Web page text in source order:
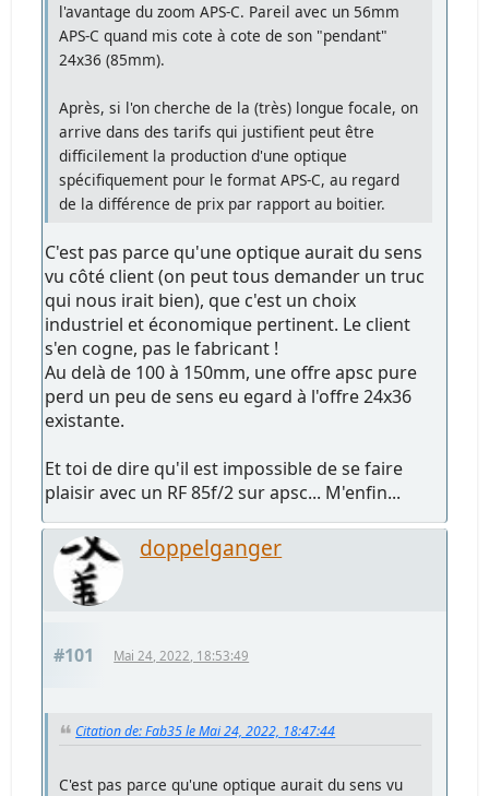
l'avantage du zoom APS-C. Pareil avec un 56mm
APS-C quand mis cote à cote de son "pendant"
24x36 (85mm).
Après, si l'on cherche de la (très) longue focale, on
arrive dans des tarifs qui justifient peut être
difficilement la production d'une optique
spécifiquement pour le format APS-C, au regard
de la différence de prix par rapport au boitier.
C'est pas parce qu'une optique aurait du sens
vu côté client (on peut tous demander un truc
qui nous irait bien), que c'est un choix
industriel et économique pertinent. Le client
s'en cogne, pas le fabricant !
Au delà de 100 à 150mm, une offre apsc pure
perd un peu de sens eu egard à l'offre 24x36
existante.
Et toi de dire qu'il est impossible de se faire
plaisir avec un RF 85f/2 sur apsc... M'enfin...
doppelganger
#101 Mai 24, 2022, 18:53:49
Citation de: Fab35 le Mai 24, 2022, 18:47:44
C'est pas parce qu'une optique aurait du sens vu